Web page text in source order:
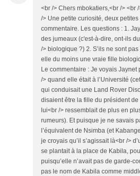
<br /> Chers mbokatiers,<br /> <br
/> Une petite curiosité, deux
commentaire. Les questions : 1.
des jumeaux (c'est-à-dire, ont-ils
/> biologique ?) 2. S’ils ne sont
elle du moins une vraie fille
Le commentaire : Je voyais
/> quand elle était à l’Université
qui conduisait une Land Rover
disaient être la fille du président
lui<br /> ressemblait de plus en
rumeurs). Et puisque je ne savais
l’équivalent de Nsimba (et
je croyais qu’il s’agissait là<br />
se plantait à la place de Kabila,
puisqu’elle n’avait pas de garde-
pas le nom de Kabila comme